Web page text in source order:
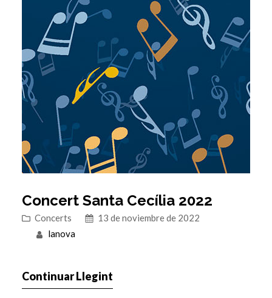
Concert Santa Cecília 2022
Concerts
13 de noviembre de 2022
lanova
Continuar Llegint